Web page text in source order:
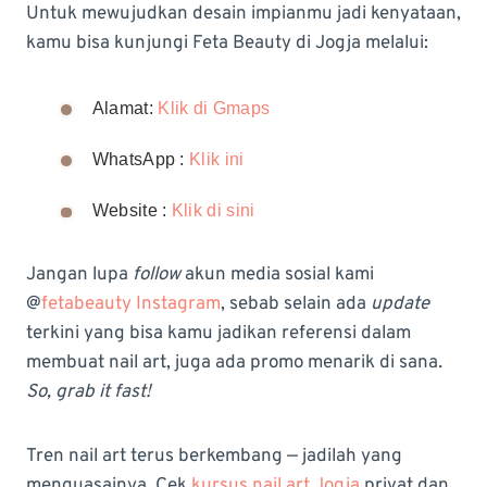
Untuk mewujudkan desain impianmu jadi kenyataan,
kamu bisa kunjungi Feta Beauty di Jogja melalui:
Alamat: Klik di Gmaps
WhatsApp : Klik ini
Website : Klik di sini
Jangan lupa followakun media sosial kami
@fetabeauty Instagram, sebab selain ada update
terkini yang bisa kamu jadikan referensi dalam
membuat nail art, juga ada promo menarik di sana.
So, grab it fast!
Tren nail art terus berkembang — jadilah yang